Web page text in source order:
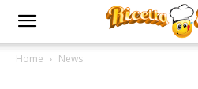
Home News